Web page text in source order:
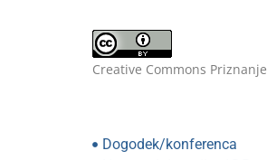
Creative Commons
Dogodek/konferenca